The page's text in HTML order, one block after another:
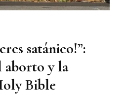
satánico!”:
aborto y la
Bible